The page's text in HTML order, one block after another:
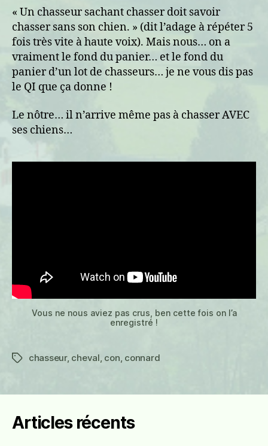
aux
cons
« Un chasseur sachant chasser doit savoir
chasser sans son chien. » (dit l’adage à répéter 5
fois très vite à haute voix). Mais nous… on a
vraiment le fond du panier… et le fond du
panier d’un lot de chasseurs… je ne vous dis pas
le QI que ça donne !
Le nôtre… il n’arrive même pas à chasser AVEC
ses chiens…
Vous ne nous aviez pas crus, ben cette fois on l’a
enregistré !
Étiquettes
chasseur, cheval con connard
Articles récents